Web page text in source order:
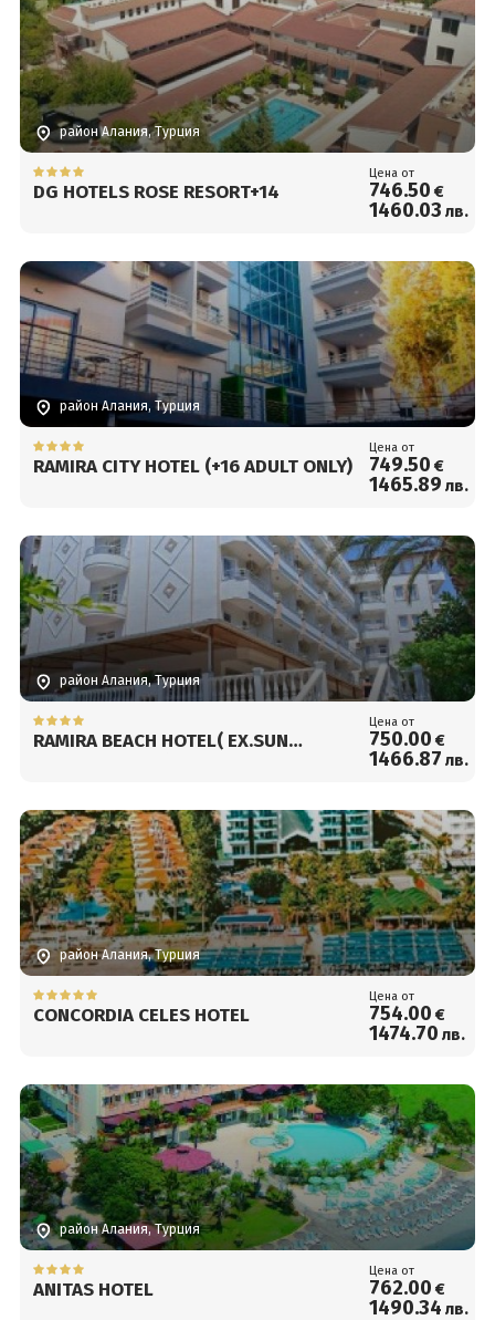
район Алания, Турция
DG HOTELS ROSE RESORT+14
Цена от
746.50 €
1460.03 лв.
район Алания, Турция
RAMIRA CITY HOTEL (+16 ADULT ONLY)
Цена от
749.50 €
1465.89 лв.
район Алания, Турция
RAMIRA BEACH HOTEL( EX.SUN
Цена от
750.00 €
1466.87 лв.
район Алания, Турция
CONCORDIA CELES HOTEL
Цена от
754.00 €
1474.70 лв.
район Алания, Турция
ANITAS HOTEL
Цена от
762.00 €
1490.34 лв.